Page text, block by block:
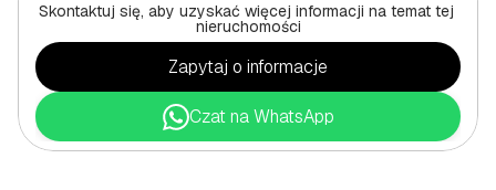
Skontaktuj się, aby uzyskać więcej informacji na temat tej
nieruchomości
Zapytaj o informacje
Czat na WhatsApp